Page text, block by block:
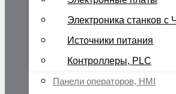
Электроника станков с
Источники питания
Контроллеры, PLC
Панели операторов, HMI